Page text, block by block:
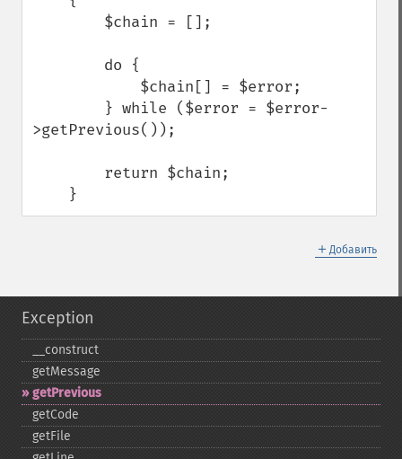
>getPrevious());
    }
＋ Добавить
Exception
_​_​construct
getMessage
getPrevious
getCode
getFile